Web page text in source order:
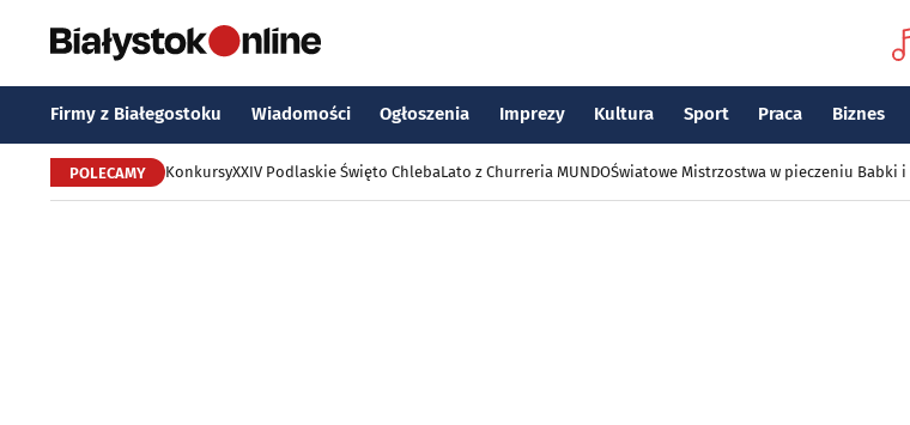
Firmy z Białegostoku Wiadomości Ogłoszenia Imprezy Kultura Sport Praca Biznes
POLECAMY KonkursyXXIV Podlaskie Święto ChlebaLato z Churreria MUNDOŚwiatowe Mistrzostwa w pieczeniu Babki